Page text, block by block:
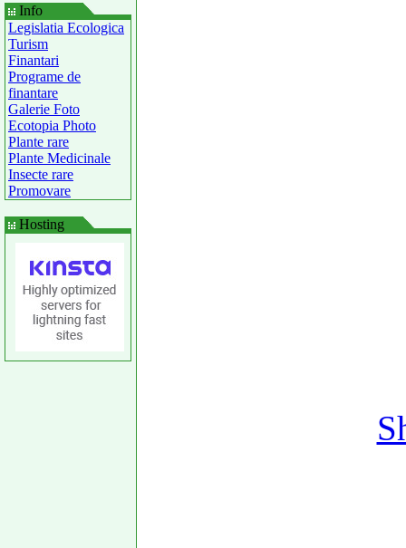
Info
Legislatia Ecologica
Turism
Finantari
Programe de
finantare
Galerie Foto
Ecotopia Photo
Plante rare
Plante Medicinale
Insecte rare
Promovare
Hosting